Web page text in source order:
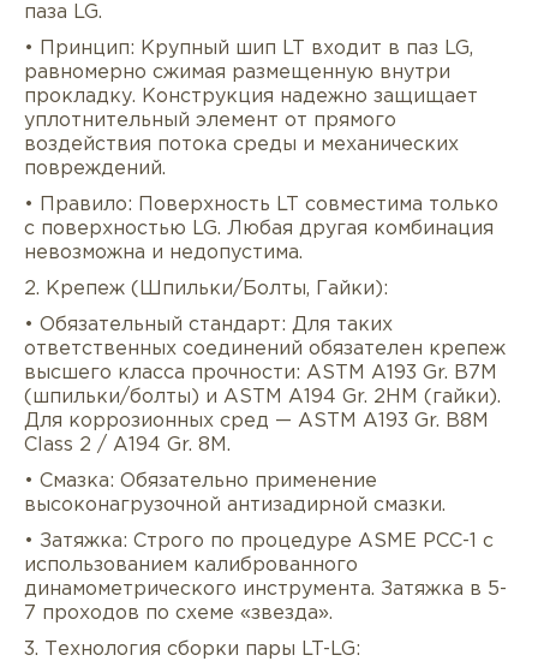
паза LG.
• Принцип: Крупный шип LT входит в паз LG,
равномерно сжимая размещенную внутри
прокладку. Конструкция надежно защищает
уплотнительный элемент от прямого
воздействия потока среды и механических
повреждений.
• Правило: Поверхность LT совместима только
с поверхностью LG. Любая другая комбинация
невозможна и недопустима.
2. Крепеж (Шпильки/Болты, Гайки):
• Обязательный стандарт: Для таких
ответственных соединений обязателен крепеж
высшего класса прочности: ASTM A193 Gr. B7M
(шпильки/болты) и ASTM A194 Gr. 2HM (гайки).
Для коррозионных сред — ASTM A193 Gr. B8M
Class 2 / A194 Gr. 8M.
• Смазка: Обязательно применение
высоконагрузочной антизадирной смазки.
• Затяжка: Строго по процедуре ASME PCC-1 с
использованием калиброванного
динамометрического инструмента. Затяжка в 5-
7 проходов по схеме «звезда».
3. Технология сборки пары LT-LG: